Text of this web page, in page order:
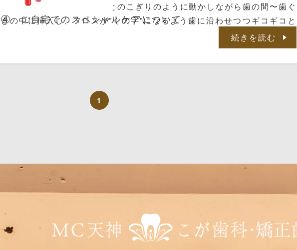
使い方はフロスをギコギコとのこぎりのように動かしながら歯の間〜歯ぐ
きの中に挿入し、フロスが”くの字”になるよう歯に沿わせつつギコギコと
「ボディタオルで背中をゴシゴシ洗うような」イメージの動かし方です。
④ ご自宅でのスペシャルケアについて
そのため、私たちが飲食するたびにお口の中の環境は”酸性”に傾いていき
ます。
そして、歯に含まれるミネラルは酸性になると少しずつ歯から溶け出して
いってしまいます。
その状態が進行し、肉眼でもわかる穴ができてしまった状態が虫歯なので
続きを読む
1